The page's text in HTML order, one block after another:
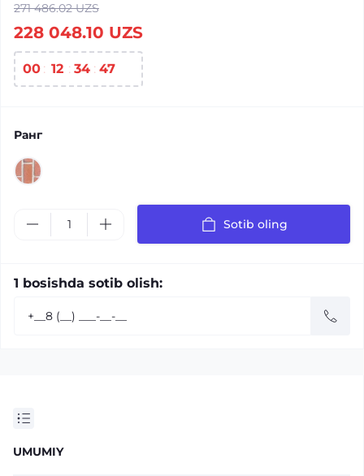
271 486.02 UZS
228 048.10 UZS
00 12 34 46
Ранг
Sotib oling
1 bosishda sotib olish:
UMUMIY